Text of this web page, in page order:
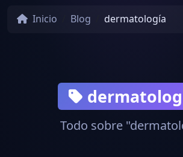
Inicio Blog dermatología
Todo sobre